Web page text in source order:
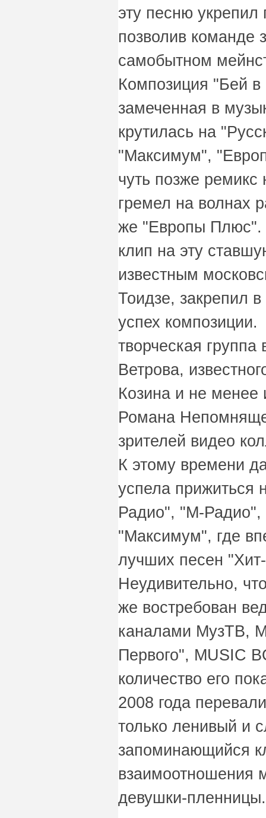
эту песню укрепил
позволив команде
самобытном
Композиция "Бей
замеченная в
крутилась на
"Максимум",
чуть позже
гремел на волнах
же "Европы Плюс".
клип на эту
известным
Тоидзе, закрепил
успех
творческая
Ветрова,
Козина и не менее
Романа
зрителей видео
К этому времени
успела прижиться
Радио", "М-
"Максимум", где
лучших песен
Неудивительно,
же востребован
каналами МузТВ,
Первого", MUSIC
количество его
2008 года
только ленивый и
запоминающийся
взаимоотношения
девушки-